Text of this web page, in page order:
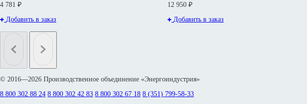
4 781 ₽
Добавить в заказ
12 950 ₽
Добавить в заказ
© 2016—2026 Производственное объединение «Энергоиндустрия»
8 800 302 88 24 8 800 302 42 83 8 800 302 67 18 8 (351) 799-58-33